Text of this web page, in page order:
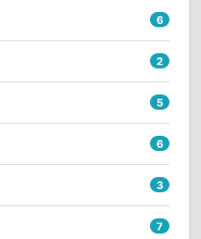
6
2
5
6
3
7